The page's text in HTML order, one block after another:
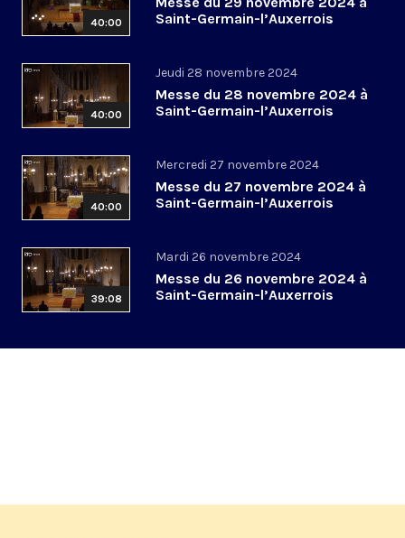
40:00
Saint-Germain-l’Auxerrois
40:00
Jeudi 28 novembre 2024
Messe du 28 novembre 2024 à
Saint-Germain-l’Auxerrois
40:00
Mercredi 27 novembre 2024
Messe du 27 novembre 2024 à
Saint-Germain-l’Auxerrois
39:08
Mardi 26 novembre 2024
Messe du 26 novembre 2024 à
Saint-Germain-l’Auxerrois